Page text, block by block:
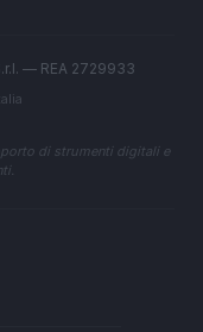
— REA 2729933
di strumenti digitali e